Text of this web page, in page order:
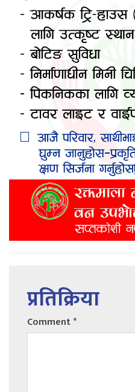
प्रतिक्रिया
Comment*